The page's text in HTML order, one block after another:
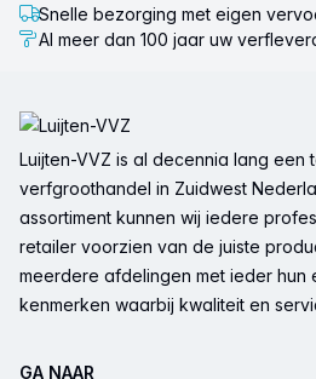
Snelle bezorging met eigen
Al meer dan 100 jaar uw
Luijten-VVZ is al decennia lang een
verfgroothandel in Zuidwest
assortiment kunnen wij iedere
retailer voorzien van de juiste
meerdere afdelingen met ieder hun
kenmerken waarbij kwaliteit en
GA NAAR